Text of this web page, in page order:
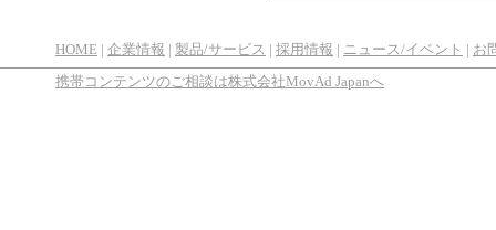
HOME | 企業情報 | 製品/サービス | 採用情報 | ニュース/イベント | お
携帯コンテンツのご相談は株式会社MovAd Japanへ